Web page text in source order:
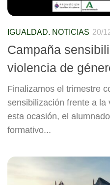
IGUALDAD. NOTICIAS 20/
Campaña
violencia de
Finalizamos el trimestre
sensibilización frente a la
esta ocasión, el
formativo...